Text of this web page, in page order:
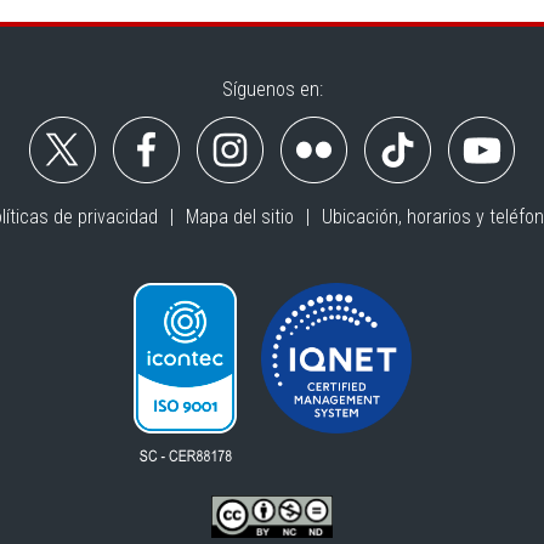
Síguenos en:
de privacidad Mapa del sitio Ubicación, horarios y